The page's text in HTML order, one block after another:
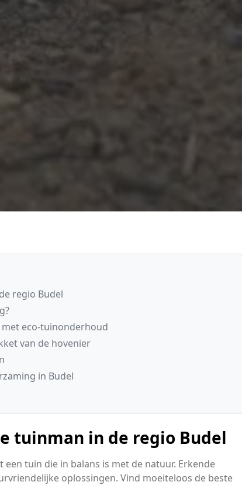
regio Budel
eco-tuinonderhoud
van de hovenier
in Budel
tuinman in de regio Budel
tuin die in balans is met de natuur. Erkende
oplossingen. Vind moeiteloos de beste